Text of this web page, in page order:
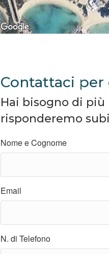
Contattaci per
Hai bisogno di
risponderemo
Nome e Cognome
Email
N. di Telefono